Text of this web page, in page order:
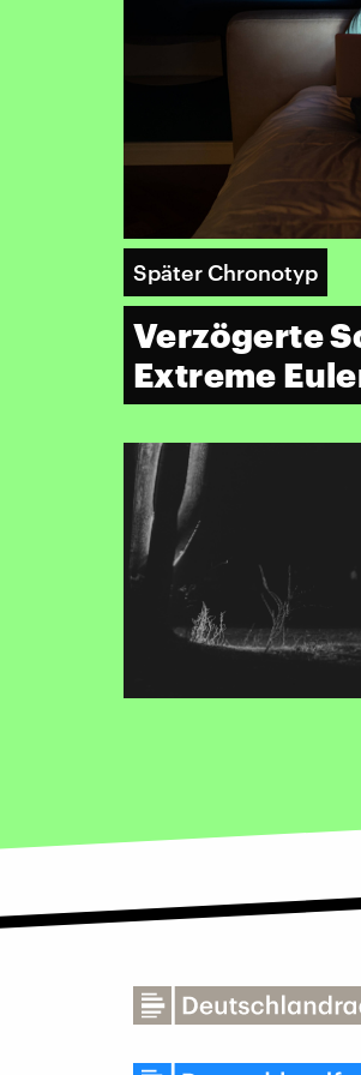
Später Chronotyp
Verzögerte
Extreme